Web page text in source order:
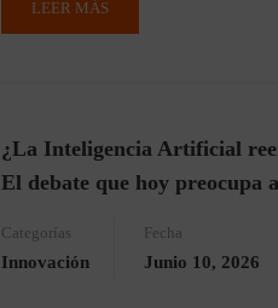
LEER MÁS
¿La Inteligencia Artificial
El debate que hoy preocupa
Categorías
Innovación
Fecha
Junio 10, 2026